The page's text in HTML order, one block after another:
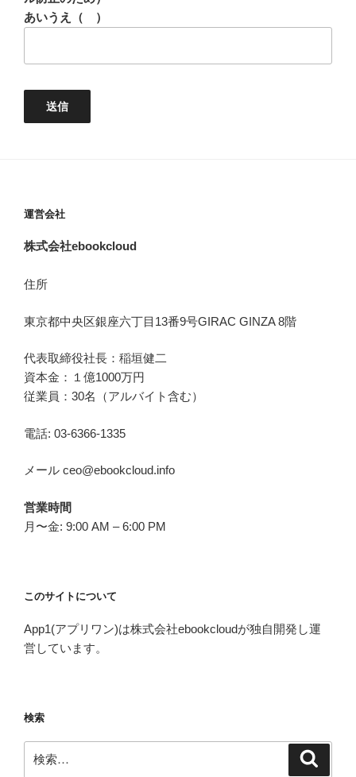
あいうえ（ ）
運営会社
株式会社ebookcloud
住所
東京都中央区銀座六丁目 13番9号GIRAC GINZA 8階
代表取締役社長：稲垣健二
資本金：１億1000万円
従業員：30名（アルバイト含む）
電話: 03-6366-1335
メール ceo@ebookcloud.info
営業時間
月〜金: 9:00 AM – 6:00 PM
このサイトについて
App1(アプリワン)は株式会社ebookcloudが独自開発し運
営しています。
検索
索: